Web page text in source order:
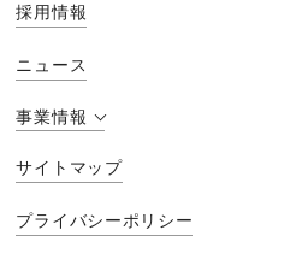
採用情報
ニュース
事業情報
サイトマップ
プライバシーポリシー